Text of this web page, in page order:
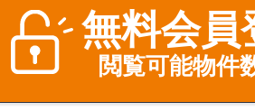
無料会員
閲覧可能物件